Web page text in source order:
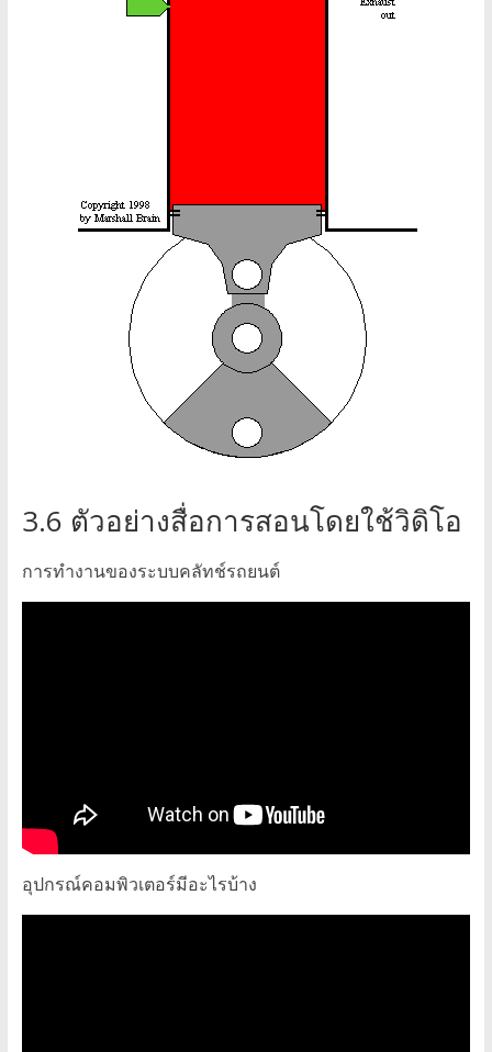
3.6 ตัวอย่างสื่อการสอนโดยใช้วิดิโอ
การทำงานของระบบคลัทช์รถยนต์
อุปกรณ์คอมพิวเตอร์มีอะไรบ้าง